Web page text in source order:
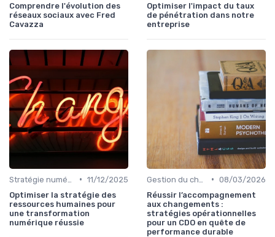
Comprendre l'évolution des
réseaux sociaux avec Fred
Cavazza
Optimiser l'impact du taux
de pénétration dans notre
entreprise
• 11/12/2025
Optimiser la stratégie des
ressources humaines pour
une transformation
numérique réussie
• 08/03/2026
Réussir l’accompagnement
aux changements :
stratégies opérationnelles
pour un CDO en quête de
performance durable